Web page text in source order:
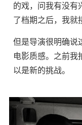
的戏，问我有没有
了档期之后，我就
但是导演很明确说
电影质感。之前我
以是新的挑战。